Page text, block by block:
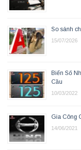
So sánh
15/07/2026
Biển Số
Cầu
10/03/2022
Gia Công
14/06/2021